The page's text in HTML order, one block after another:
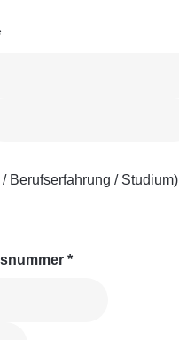
Berufserfahrung / Studium)
*